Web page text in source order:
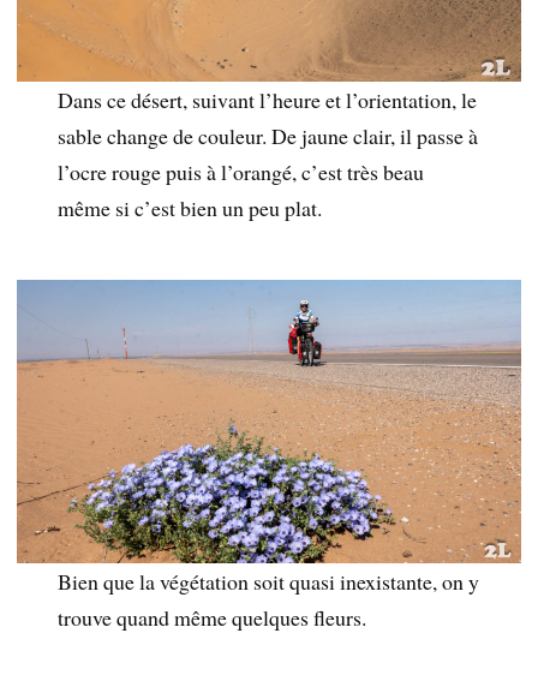
Dans ce désert, suivant l’heure et l’orientation, le
sable change de couleur. De jaune clair, il passe à
l’ocre rouge puis à l’orangé, c’est très beau
même si c’est bien un peu plat.
Bien que la végétation soit quasi inexistante, on y
trouve quand même quelques fleurs.